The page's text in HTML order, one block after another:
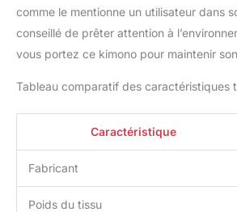
comme le mentionne un utilisateur dans
conseillé de prêter attention à
vous portez ce kimono pour maintenir
Tableau comparatif des caractéristiques
Caractéristique
Fabricant
Poids du tissu